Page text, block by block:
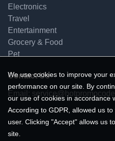
Electronics
Travel
Entertainment
Grocery & Food
Pet
Contact Us
Email:
We use cookies to improve your
performance on our site. By
our use of cookies in accordance
According to GDPR, allowed us
user. Clicking "Accept" allows us
site.